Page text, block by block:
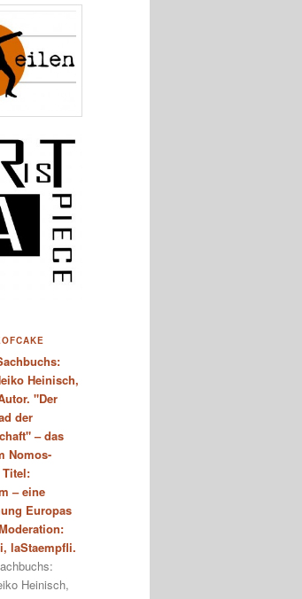
Heinisch,
"Der
der
– das
Nomos-
– eine
Europas
laStaempfli.
Heinisch,